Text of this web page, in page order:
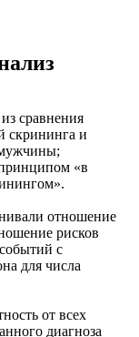
сравнения
скрининга и
«в
отношение
рисков
с
для числа
от всех
диагноза